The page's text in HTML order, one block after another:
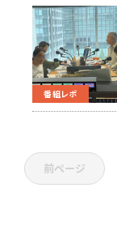
番組レポ
前ページ